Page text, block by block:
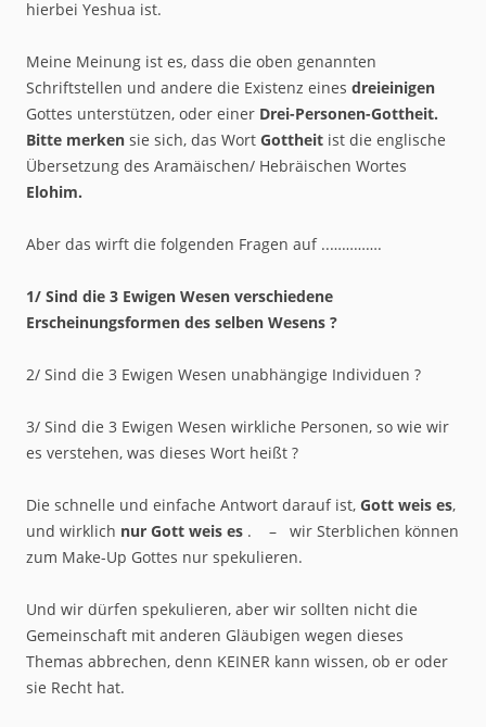
hierbei Yeshua ist.
Meine Meinung ist es, dass die oben genannten
Schriftstellen und andere die Existenz eines dreieinigen
Gottes unterstützen, oder einer Drei-Personen-Gottheit.
Bitte merken sie sich, das Wort Gottheit ist die englische
Übersetzung des Aramäischen/ Hebräischen Wortes
Elohim.
Aber das wirft die folgenden Fragen auf ..………….
1/ Sind die 3 Ewigen Wesen verschiedene
Erscheinungsformen des selben Wesens ?
2/ Sind die 3 Ewigen Wesen unabhängige Individuen ?
3/ Sind die 3 Ewigen Wesen wirkliche Personen, so wie wir
es verstehen, was dieses Wort heißt ?
Die schnelle und einfache Antwort darauf ist, Gott weis es,
und wirklich nur Gott weis es . – wir Sterblichen können
zum Make-Up Gottes nur spekulieren.
Und wir dürfen spekulieren, aber wir sollten nicht die
Gemeinschaft mit anderen Gläubigen wegen dieses
Themas abbrechen, denn KEINER kann wissen, ob er oder
sie Recht hat.